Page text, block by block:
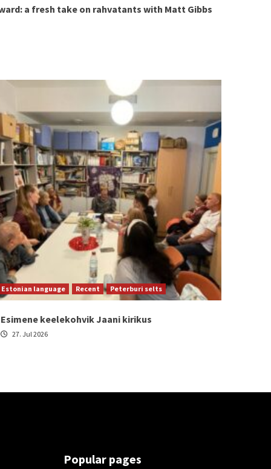
a fresh take on rahvatants with Matt Gibbs
Estonian language Recent Peterburi selts
Esimene keelekohvik Jaani kirikus
27. Jul 2026
Popular pages